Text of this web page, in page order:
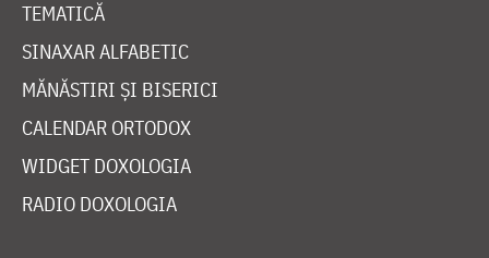
TEMATICĂ
SINAXAR ALFABETIC
MĂNĂSTIRI ȘI BISERICI
CALENDAR ORTODOX
WIDGET DOXOLOGIA
RADIO DOXOLOGIA